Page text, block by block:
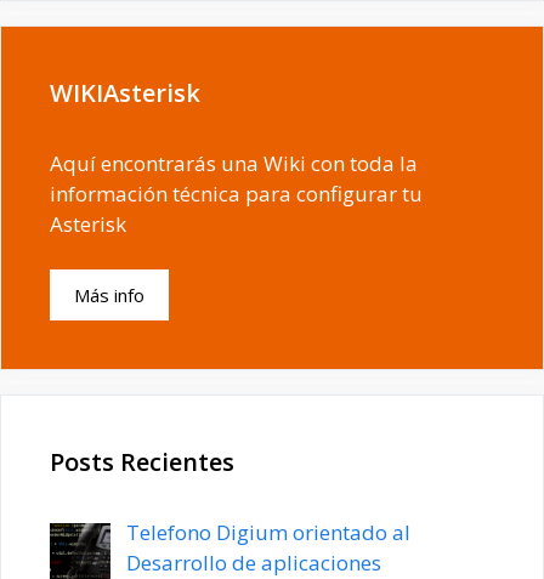
WIKIAsterisk
Aquí encontrarás una Wiki con toda la
información técnica para configurar tu
Asterisk
Más info
Posts Recientes
Telefono Digium orientado al
Desarrollo de aplicaciones